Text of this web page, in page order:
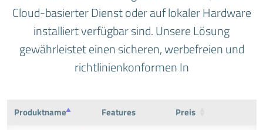
Cloud-basierter Dienst oder auf lokaler Hardware
installiert verfügbar sind. Unsere Lösung
gewährleistet einen sicheren, werbefreien und
richtlinienkonformen In
Produktname Features Preis